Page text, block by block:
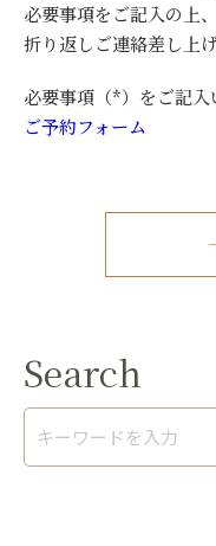
必要事項をご記入の上
折り返しご連絡差し上げ
必要事項（*）をご記入
ご予約フォーム
Search